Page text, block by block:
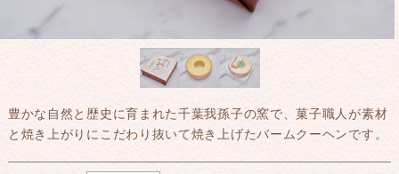
豊かな自然と歴史に育まれた千葉我孫子の窯で、菓子職人が素材
と焼き上がりにこだわり抜いて焼き上げたバームクーヘンです。